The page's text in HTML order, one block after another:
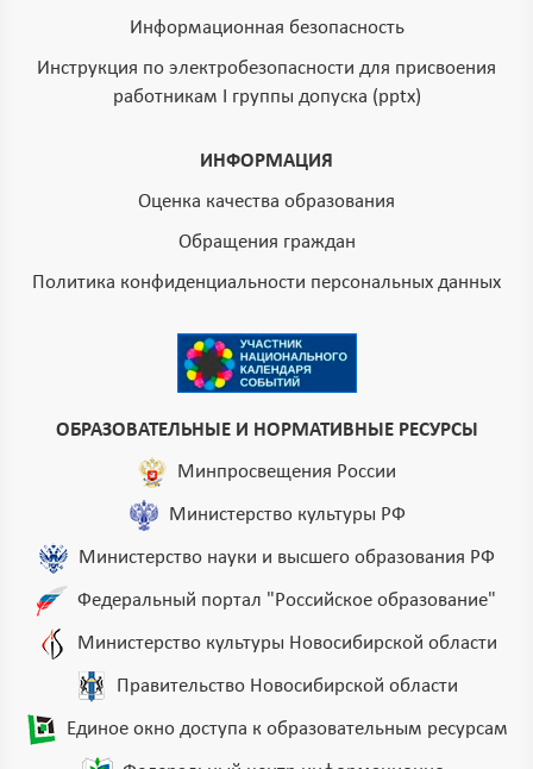
Информационная безопасность
Инструкция по электробезопасности для присвоения
работникам I группы допуска (pptx)
ИНФОРМАЦИЯ
Оценка качества образования
Обращения граждан
Политика конфиденциальности персональных данных
ОБРАЗОВАТЕЛЬНЫЕ И НОРМАТИВНЫЕ РЕСУРСЫ
Минпросвещения России
Министерство культуры РФ
Министерство науки и высшего образования РФ
Федеральный портал "Российское образование"
Министерство культуры Новосибирской области
Правительство Новосибирской области
Единое окно доступа к образовательным ресурсам